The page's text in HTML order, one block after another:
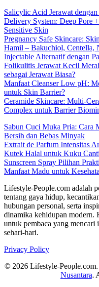
Salicylic Acid Jerawat
Delivery System: Deep Pore
Sensitive Skin
Pregnancy Safe Skincare:
Hamil – Bakuchiol, Centella,
Injectable Alternatif dengan
Folikulitis Jerawat Kecil
sebagai Jerawat Biasa?
Manfaat Cleanser Low pH:
untuk Skin Barrier?
Ceramide Skincare: Multi-
Complex untuk Barrier
Sabun Cuci Muka Pria: Cara
Bersih dan Bebas Minyak
Extrait de Parfum Intensitas
Kutek Halal untuk Kuku
Sunscreen Spray Pilihan
Manfaat Madu untuk
Lifestyle-People.com adalah
tentang gaya hidup,
hubungan personal, serta
dinamika kehidupan modern.
untuk pembaca yang mencari
sehari-hari.
Privacy Policy
© 2026 Lifestyle-
Nusantara.